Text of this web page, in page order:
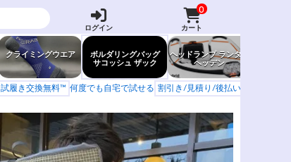
ログイン
0
カート
クライミングウエア
ボルダリングバッグ
サコッシュ ザック
ヘッドランプ ランタン
ヘッデン
試履き交換無料™ 何度でも自宅で試せる 割引き/見積り/後払い